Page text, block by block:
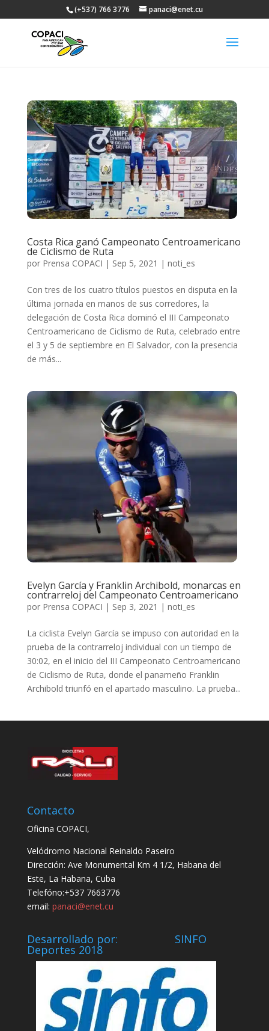
(+537) 766 3776 panaci@enet.cu
Costa Rica ganó Campeonato Centroamericano
de Ciclismo de Ruta
por Prensa COPACI | Sep 5, 2021 | noti_es
Con tres de los cuatro títulos puestos en disputa en la
última jornada en manos de sus corredores, la
delegación de Costa Rica dominó el III Campeonato
Centroamericano de Ciclismo de Ruta, celebrado entre
el 3 y 5 de septiembre en El Salvador, con la presencia
de más...
Evelyn García y Franklin Archibold, monarcas en
contrarreloj del Campeonato Centroamericano
por Prensa COPACI | Sep 3, 2021 | noti_es
La ciclista Evelyn García se impuso con autoridad en la
prueba de la contrarreloj individual con un tiempo de
30:02, en el inicio del III Campeonato Centroamericano
de Ciclismo de Ruta, donde el panameño Franklin
Archibold triunfó en el apartado masculino. La prueba...
Contacto
Oficina COPACI,
Velódromo Nacional Reinaldo Paseiro
Dirección: Ave Monumental Km 4 1/2, Habana del
Este, La Habana, Cuba
Telefóno:+537 7663776
email: panaci@enet.cu
Desarrollado por: SINFO
Deportes 2018